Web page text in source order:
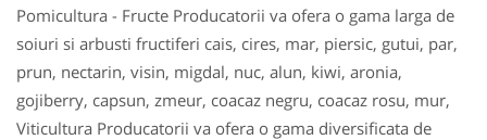
Pomicultura - Fructe Producatorii va ofera o gama larga de
soiuri si arbusti fructiferi cais, cires, mar, piersic, gutui, par,
prun, nectarin, visin, migdal, nuc, alun, kiwi, aronia,
gojiberry, capsun, zmeur, coacaz negru, coacaz rosu, mur,
Viticultura Producatorii va ofera o gama diversificata de